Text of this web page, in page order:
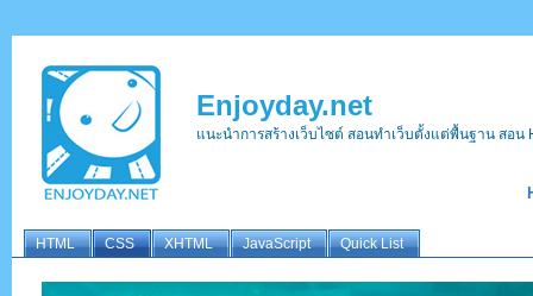
Enjoyday.net
แนะนำการสร้างเว็บไซต์ สอนทำเว็บตั้งแต่พื้นฐาน สอน
HTML CSS XHTML JavaScript Quick List